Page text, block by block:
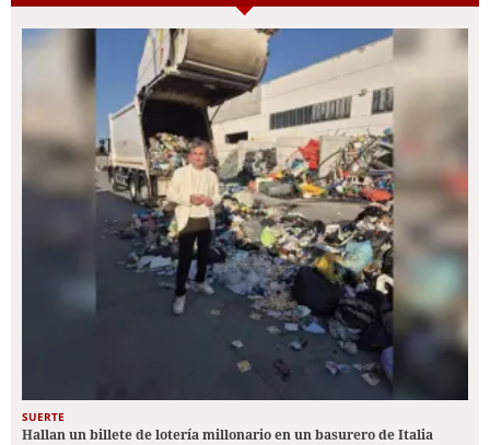
SUERTE
Hallan un billete de lotería millonario en un basurero de Italia